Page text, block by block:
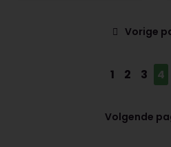
Vorige
1 2 3 4
Volgende